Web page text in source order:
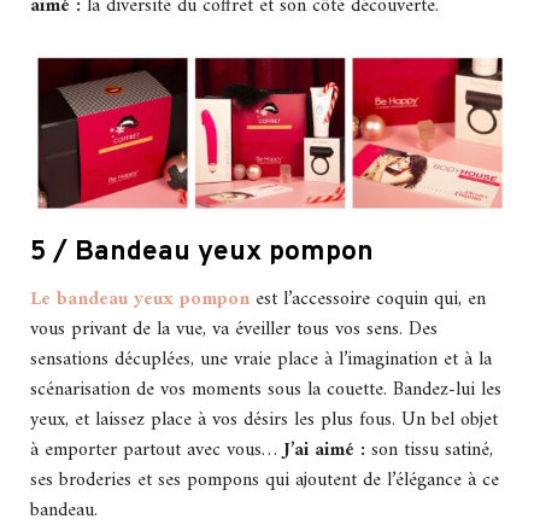
5 / Bandeau yeux pompon
Le bandeau yeux pompon est l’accessoire coquin qui, en
vous privant de la vue, va éveiller tous vos sens. Des
sensations décuplées, une vraie place à l’imagination et à la
scénarisation de vos moments sous la couette. Bandez-lui les
yeux, et laissez place à vos désirs les plus fous. Un bel objet
à emporter partout avec vous…J’ai aimé : son tissu satiné,
ses broderies et ses pompons qui ajoutent de l’élégance à ce
bandeau.